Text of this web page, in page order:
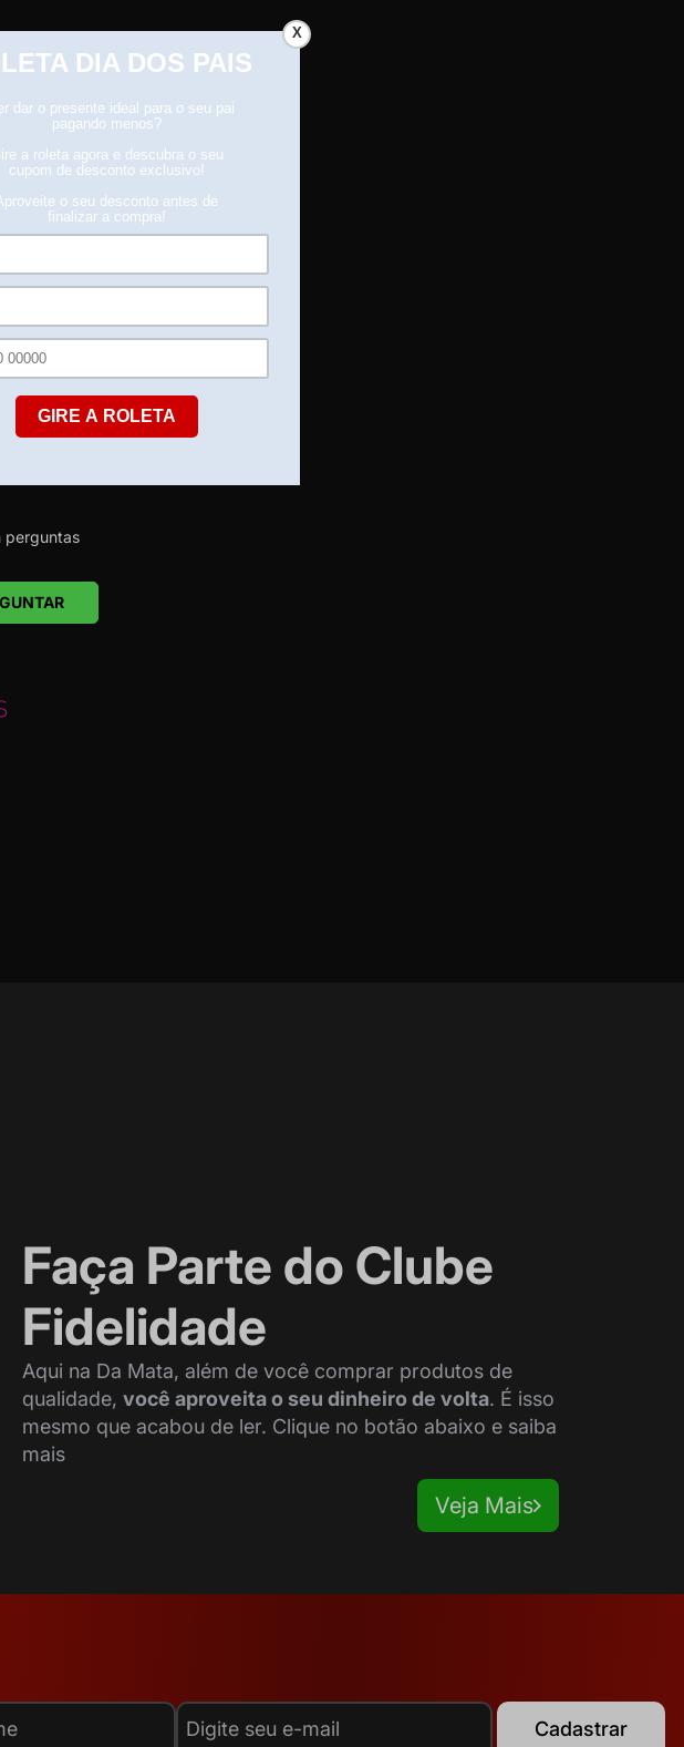
o comprovante de recebimento.
avaliações
perguntas
Faça Parte do Clube
Fidelidade
Aqui na Da Mata, além de você comprar produtos de
qualidade,você aproveita o seu dinheiro de volta. É isso
mesmo que acabou de ler. Clique no botão abaixo e saiba
mais
Veja Mais
Cadastrar
X